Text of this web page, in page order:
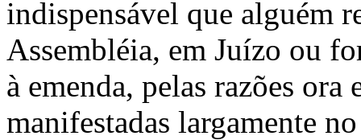
indispensável que alguém
Assembléia, em Juízo ou
à emenda, pelas razões
manifestadas largamente